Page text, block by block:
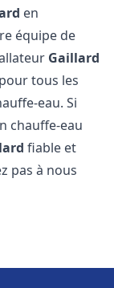
en
équipe de
Gaillard
tous les
eau. Si
chauffe-eau
fiable et
pas à nous